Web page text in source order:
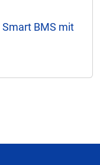
Smart BMS mit